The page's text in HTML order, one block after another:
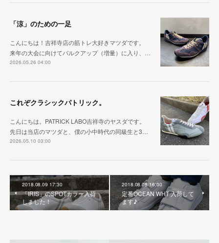
「涼」のための一足
こんにちは！吉祥寺店の筋トレ大好きマツダです。
来年の大会に向けてバルクアップ（増量）に入り、…
2026.05.26 04:00
これぞクラシックパトリック。
こんにちは。PATRICK LABO吉祥寺のヤスダです。
先日は当店のマツダと、僕の小中時代の同級生と3…
2026.05.10 03:00
2018.08.09 17:30
「IRIS」のSPOTカラー入荷
しました！
2018.08.08 16:00
定番OCEAN WHT 入荷して
ます♪